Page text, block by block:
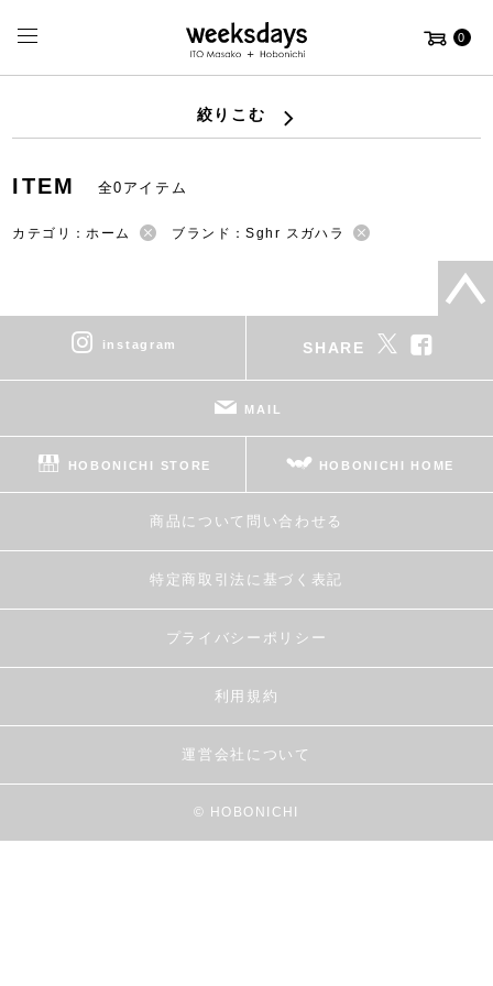
0
絞りこむ
ITEM 全0アイテム
カテゴリ：ホーム ブランド：Sghr スガハラ
instagram SHARE
MAIL
HOBONICHI STORE HOBONICHI HOME
商品について問い合わせる
特定商取引法に基づく表記
プライバシーポリシー
利用規約
運営会社について
© HOBONICHI